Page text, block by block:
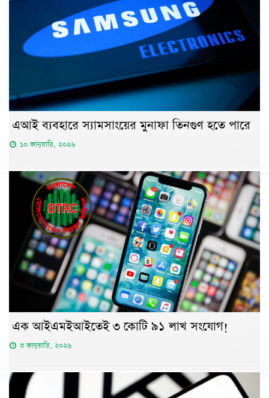
এআই ব্যবহারে স্যামসাংয়ের মুনাফা তিনগুণ হতে পারে
১০ জানুয়ারি, ২০২৬
এক আইএমইআইতেই ৩ কোটি ৯১ লাখ সংযোগ!
৩ জানুয়ারি, ২০২৬